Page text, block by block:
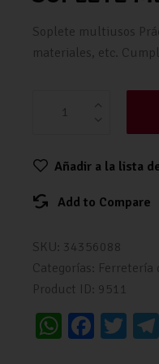
Soplete multiusos
materiales, etc.
Añadir a la lista
Add to Compare
SKU: 34356088
Categorías: Ferretería
Product ID: 9511
W Fa T